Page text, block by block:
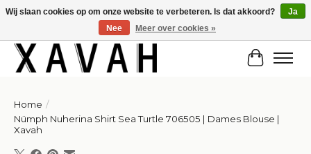
Hi gorgeous! ✨ Kortingscode for 20% off: Summersale!
Home /
Nümph Nuherina Shirt Sea Turtle 706505 | Dames Blouse |
Xavah
Wij slaan cookies op om onze website te verbeteren. Is dat akkoord?
Ja
Nee
Meer over cookies »